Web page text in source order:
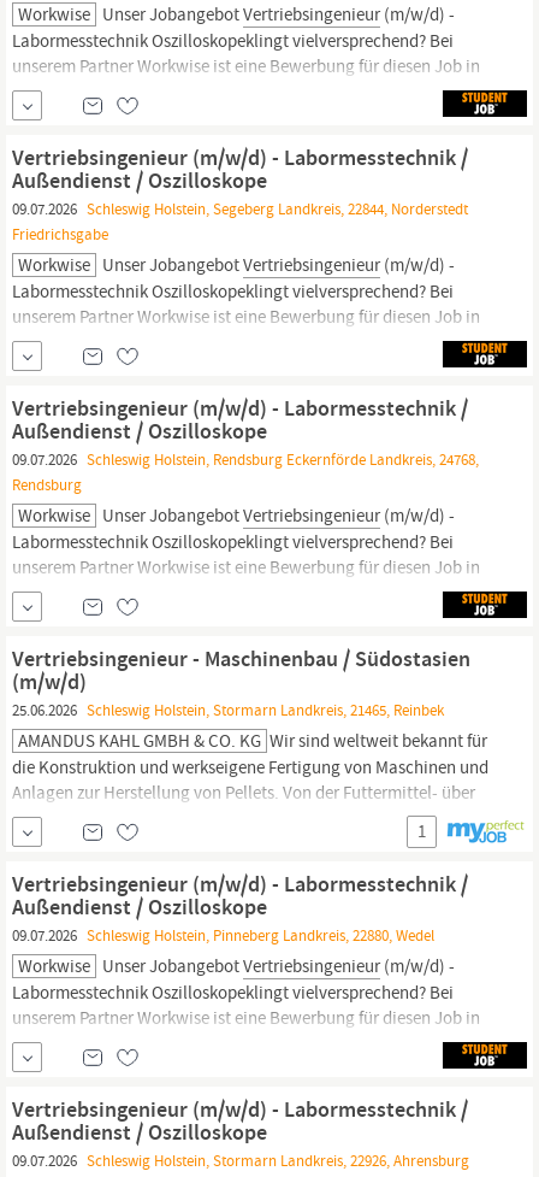
Workwise Unser JobangebotVertriebsingenieur(m/w/d) -
Labormesstechnik Oszilloskopeklingt vielversprechend? Bei
unserem Partner Workwise ist eine Bewerbung für diesen Job in
nur wenigen Minuten und ohne Anschreiben möglich.
Anschließend kann der Status der Bewerbung live verfolgt
werden. Wir freuen uns auf eine Bewerbung über Workwise.
Stunden: 32 - 40 Stunden
Vertriebsingenieur (m/w/d) - Labormesstechnik /
Außendienst / Oszilloskope
09.07.2026 Schleswig Holstein, Segeberg Landkreis, 22844, Norderstedt
Friedrichsgabe
Workwise Unser JobangebotVertriebsingenieur(m/w/d) -
Labormesstechnik Oszilloskopeklingt vielversprechend? Bei
unserem Partner Workwise ist eine Bewerbung für diesen Job in
nur wenigen Minuten und ohne Anschreiben möglich.
Anschließend kann der Status der Bewerbung live verfolgt
werden. Wir freuen uns auf eine Bewerbung über Workwise.
Stunden: 32 - 40 Stunden
Vertriebsingenieur (m/w/d) - Labormesstechnik /
Außendienst / Oszilloskope
09.07.2026 Schleswig Holstein, Rendsburg Eckernförde Landkreis, 24768,
Rendsburg
Workwise Unser JobangebotVertriebsingenieur(m/w/d) -
Labormesstechnik Oszilloskopeklingt vielversprechend? Bei
unserem Partner Workwise ist eine Bewerbung für diesen Job in
nur wenigen Minuten und ohne Anschreiben möglich.
Anschließend kann der Status der Bewerbung live verfolgt
werden. Wir freuen uns auf eine Bewerbung über Workwise.
Stunden: 32 - 40 Stunden
Vertriebsingenieur - Maschinenbau / Südostasien
(m/w/d)
25.06.2026 Schleswig Holstein, Stormarn Landkreis, 21465, Reinbek
AMANDUS KAHL GMBH & CO. KG Wir sind weltweit bekannt für
die Konstruktion und werkseigene Fertigung von Maschinen und
Anlagen zur Herstellung von Pellets. Von der Futtermittel- über
die Biomasse- bis hin zur Recyclingindustrie: Bei uns steht die
Welt der Pelletierung im Mittelpunkt. Dank unseres langen
Bestehens von mehr als 140 Jahren und einem gesunden
Wachstum werden Erfahrung, Knowhow,...
1
Vertriebsingenieur (m/w/d) - Labormesstechnik /
Außendienst / Oszilloskope
09.07.2026 Schleswig Holstein, Pinneberg Landkreis, 22880, Wedel
Workwise Unser JobangebotVertriebsingenieur(m/w/d) -
Labormesstechnik Oszilloskopeklingt vielversprechend? Bei
unserem Partner Workwise ist eine Bewerbung für diesen Job in
nur wenigen Minuten und ohne Anschreiben möglich.
Anschließend kann der Status der Bewerbung live verfolgt
werden. Wir freuen uns auf eine Bewerbung über Workwise.
Stunden: 32 - 40 Stunden
Vertriebsingenieur (m/w/d) - Labormesstechnik /
Außendienst / Oszilloskope
09.07.2026 Schleswig Holstein, Stormarn Landkreis, 22926, Ahrensburg